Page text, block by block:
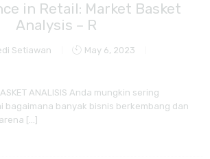
in Retail: Market Basket
Analysis – R
Setiawan May 6, 2023
ANALISIS Anda mungkin sering
bagaimana banyak bisnis berkembang dan
[…]